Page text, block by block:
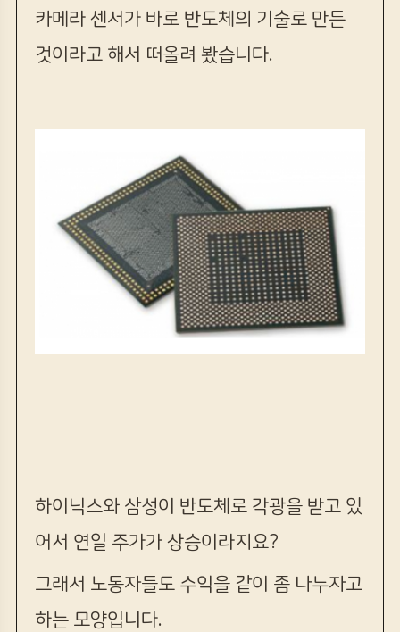
카메라 센서가 바로 반도체의 기술로 만든
것이라고 해서 떠올려 봤습니다.
하이닉스와 삼성이 반도체로 각광을 받고 있
어서 연일 주가가 상승이라지요?
그래서 노동자들도 수익을 같이 좀 나누자고
하는 모양입니다.